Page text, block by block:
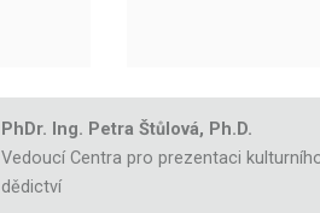
PhDr. Ing. Petra Štůlová, Ph.D.
Vedoucí Centra pro prezentaci
dědictví